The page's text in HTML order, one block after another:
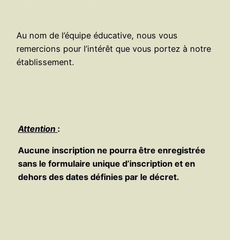
Au nom de l’équipe éducative, nous vous
remercions pour l’intérêt que vous portez à notre
établissement.
Attention :
Aucune inscription ne pourra être enregistrée
sans le formulaire unique d’inscription et en
dehors des dates définies par le décret.